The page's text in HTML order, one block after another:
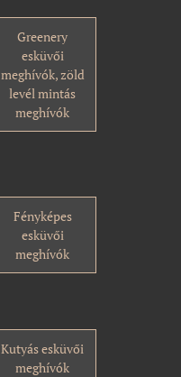
Greenery
esküvői
meghívók, zöld
levél mintás
meghívók
Fényképes
esküvői
meghívók
Kutyás esküvői
meghívók